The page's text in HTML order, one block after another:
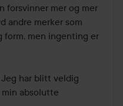
forsvinner mer og mer
andre merker som
form, men ingenting er
har blitt veldig
absolutte